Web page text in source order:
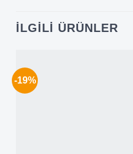
İLGILI ÜRÜNLER
-19%